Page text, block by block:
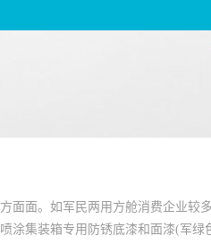
面面。如军民两用方舱消费企业较
涂集装箱专用防锈底漆和面漆(军绿